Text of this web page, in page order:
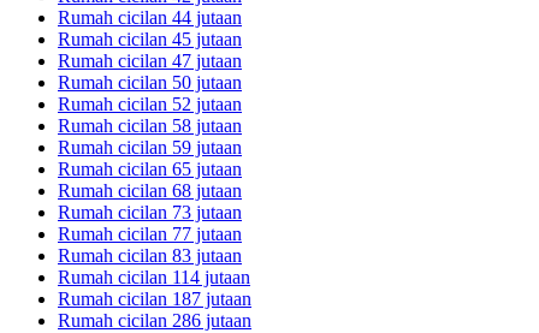
Rumah cicilan 44 jutaan
Rumah cicilan 45 jutaan
Rumah cicilan 47 jutaan
Rumah cicilan 50 jutaan
Rumah cicilan 52 jutaan
Rumah cicilan 58 jutaan
Rumah cicilan 59 jutaan
Rumah cicilan 65 jutaan
Rumah cicilan 68 jutaan
Rumah cicilan 73 jutaan
Rumah cicilan 77 jutaan
Rumah cicilan 83 jutaan
Rumah cicilan 114 jutaan
Rumah cicilan 187 jutaan
Rumah cicilan 286 jutaan